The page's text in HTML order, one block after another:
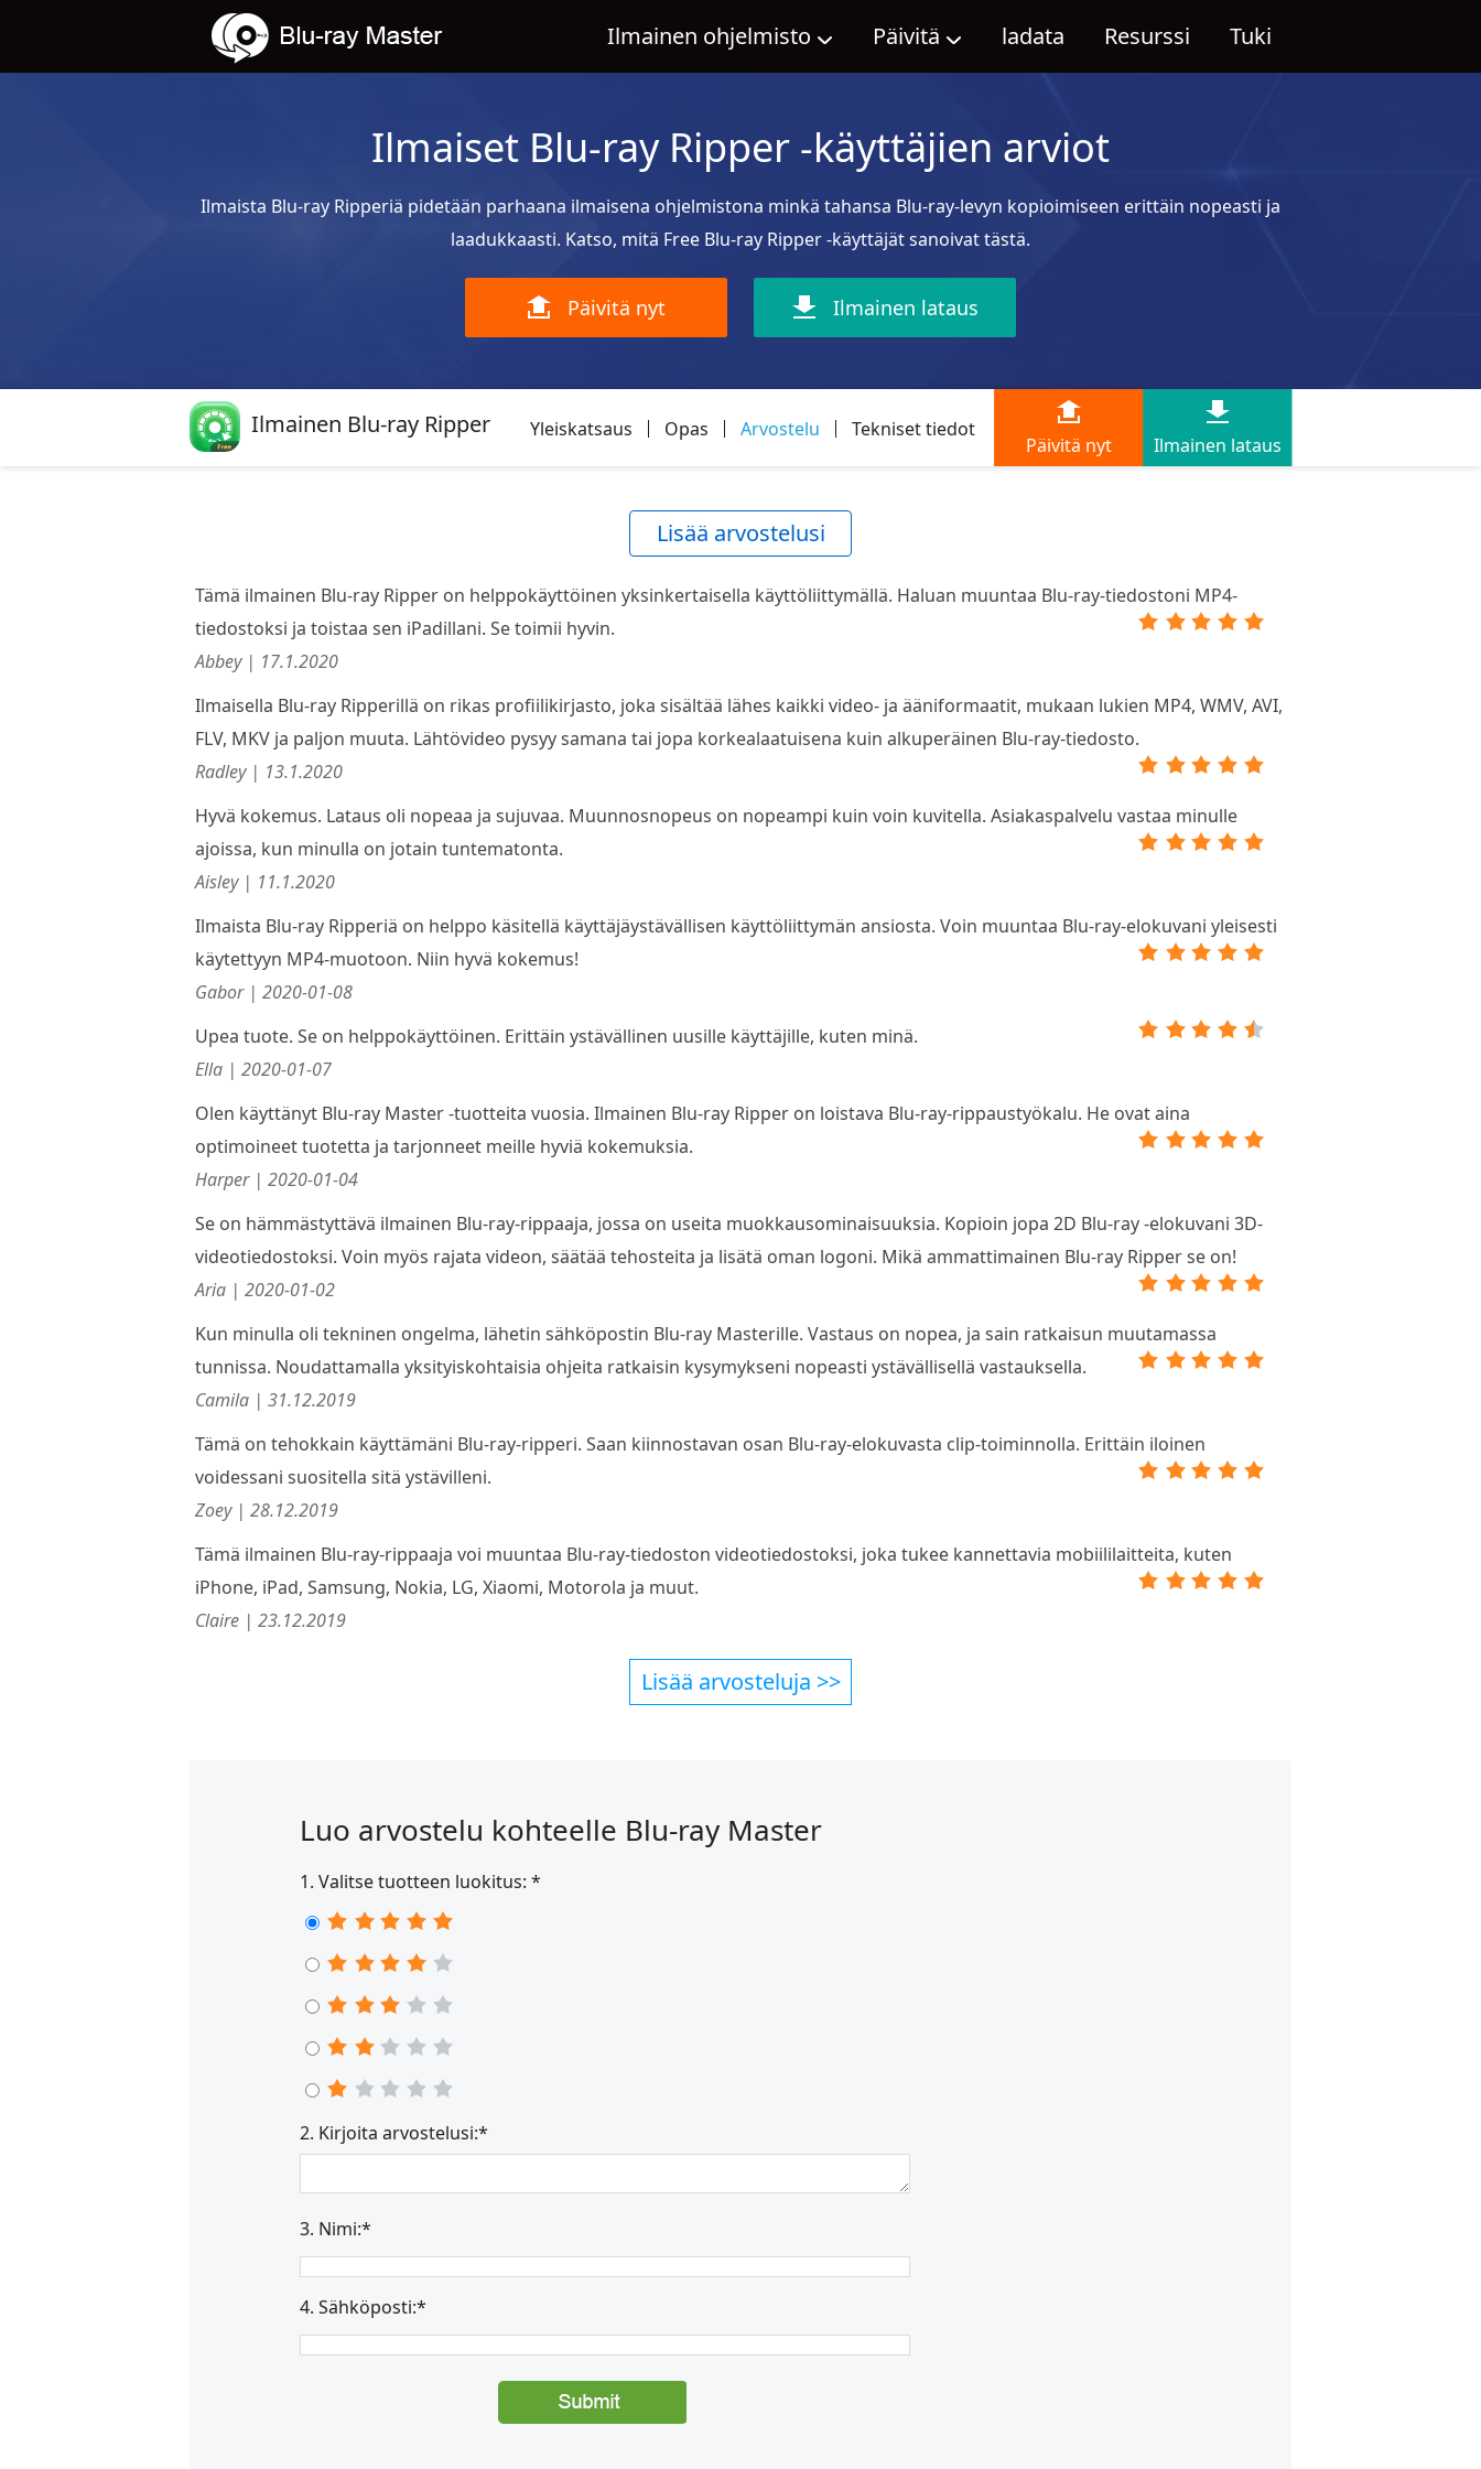
Ilmainen ohjelmisto Päivitä ladata Resurssi Tuki
Ilmaiset Blu-ray Ripper -käyttäjien arviot
Ilmaista Blu-ray Ripperiä pidetään parhaana ilmaisena ohjelmistona minkä tahansa Blu-ray-levyn kopioimiseen erittäin nopeasti ja
laadukkaasti. Katso, mitä Free Blu-ray Ripper -käyttäjät sanoivat tästä.
Päivitä nyt Ilmainen lataus
Ilmainen Blu-ray Ripper Yleiskatsaus Opas Arvostelu Tekniset tiedot
Päivitä nyt Ilmainen lataus
Lisää arvostelusi
Tämä ilmainen Blu-ray Ripper on helppokäyttöinen yksinkertaisella käyttöliittymällä. Haluan muuntaa Blu-ray-tiedostoni MP4-
tiedostoksi ja toistaa sen iPadillani. Se toimii hyvin.
Abbey | 17.1.2020
Ilmaisella Blu-ray Ripperillä on rikas profiilikirjasto, joka sisältää lähes kaikki video- ja ääniformaatit, mukaan lukien MP4, WMV, AVI,
FLV, MKV ja paljon muuta. Lähtövideo pysyy samana tai jopa korkealaatuisena kuin alkuperäinen Blu-ray-tiedosto.
Radley | 13.1.2020
Hyvä kokemus. Lataus oli nopeaa ja sujuvaa. Muunnosnopeus on nopeampi kuin voin kuvitella. Asiakaspalvelu vastaa minulle
ajoissa, kun minulla on jotain tuntematonta.
Aisley | 11.1.2020
Ilmaista Blu-ray Ripperiä on helppo käsitellä käyttäjäystävällisen käyttöliittymän ansiosta. Voin muuntaa Blu-ray-elokuvani yleisesti
käytettyyn MP4-muotoon. Niin hyvä kokemus!
Gabor | 2020-01-08
Upea tuote. Se on helppokäyttöinen. Erittäin ystävällinen uusille käyttäjille, kuten minä.
Ella | 2020-01-07
Olen käyttänyt Blu-ray Master -tuotteita vuosia. Ilmainen Blu-ray Ripper on loistava Blu-ray-rippaustyökalu. He ovat aina
optimoineet tuotetta ja tarjonneet meille hyviä kokemuksia.
Harper | 2020-01-04
Se on hämmästyttävä ilmainen Blu-ray-rippaaja, jossa on useita muokkausominaisuuksia. Kopioin jopa 2D Blu-ray -elokuvani 3D-
videotiedostoksi. Voin myös rajata videon, säätää tehosteita ja lisätä oman logoni. Mikä ammattimainen Blu-ray Ripper se on!
Aria | 2020-01-02
Kun minulla oli tekninen ongelma, lähetin sähköpostin Blu-ray Masterille. Vastaus on nopea, ja sain ratkaisun muutamassa
tunnissa. Noudattamalla yksityiskohtaisia ohjeita ratkaisin kysymykseni nopeasti ystävällisellä vastauksella.
Camila | 31.12.2019
Tämä on tehokkain käyttämäni Blu-ray-ripperi. Saan kiinnostavan osan Blu-ray-elokuvasta clip-toiminnolla. Erittäin iloinen
voidessani suositella sitä ystävilleni.
Zoey | 28.12.2019
Tämä ilmainen Blu-ray-rippaaja voi muuntaa Blu-ray-tiedoston videotiedostoksi, joka tukee kannettavia mobiililaitteita, kuten
iPhone, iPad, Samsung, Nokia, LG, Xiaomi, Motorola ja muut.
Claire | 23.12.2019
Lisää arvosteluja >>
Luo arvostelu kohteelle Blu-ray Master
1. Valitse tuotteen luokitus: *
2. Kirjoita arvostelusi:*
3. Nimi:*
4. Sähköposti:*